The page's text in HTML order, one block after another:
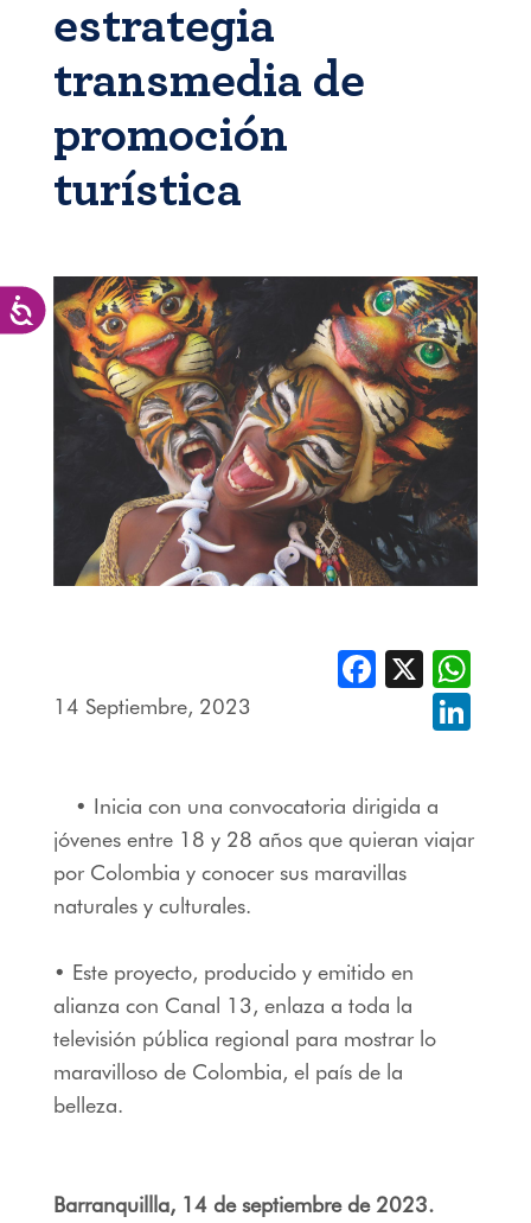
Accesibilidad
estrategia
transmedia de
promoción
turística
14 Septiembre, 2023
Facebook
X
• Inicia con una convocatoria dirigida a
jóvenes entre 18 y 28 años que quieran viajar
por Colombia y conocer sus maravillas
naturales y culturales.
• Este proyecto, producido y emitido en
alianza con Canal 13, enlaza a toda la
televisión pública regional para mostrar lo
maravilloso de Colombia, el país de la
belleza.
Barranquillla, 14 de septiembre de 2023.